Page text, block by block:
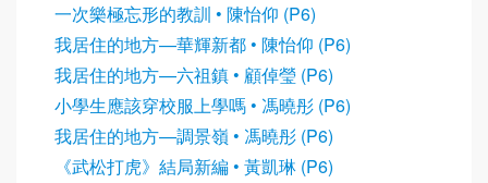
一次樂極忘形的教訓 • 陳怡仰 (P6)
我居住的地方—華輝新都 • 陳怡仰 (P6)
我居住的地方—六祖鎮 • 顧倬瑩 (P6)
小學生應該穿校服上學嗎 • 馮曉彤 (P6)
我居住的地方—調景嶺 • 馮曉彤 (P6)
《武松打虎》結局新編 • 黃凱琳 (P6)